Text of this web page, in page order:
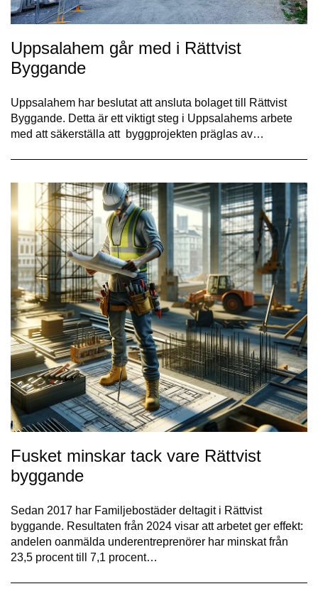
Uppsalahem går med i Rättvist
Byggande
Uppsalahem har beslutat att ansluta bolaget till Rättvist
Byggande. Detta är ett viktigt steg i Uppsalahems arbete
med att säkerställa att byggprojekten präglas av…
Fusket minskar tack vare Rättvist
byggande
Sedan 2017 har Familjebostäder deltagit i Rättvist
byggande. Resultaten från 2024 visar att arbetet ger effekt:
andelen oanmälda underentreprenörer har minskat från
23,5 procent till 7,1 procent…